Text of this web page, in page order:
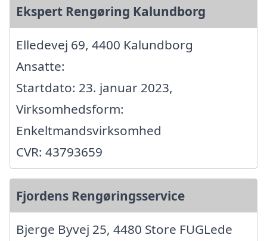
Ekspert Rengøring Kalundborg
Elledevej 69, 4400 Kalundborg
Ansatte:
Startdato: 23. januar 2023,
Virksomhedsform:
Enkeltmandsvirksomhed
CVR: 43793659
Fjordens Rengøringsservice
Bjerge Byvej 25, 4480 Store FUGLede